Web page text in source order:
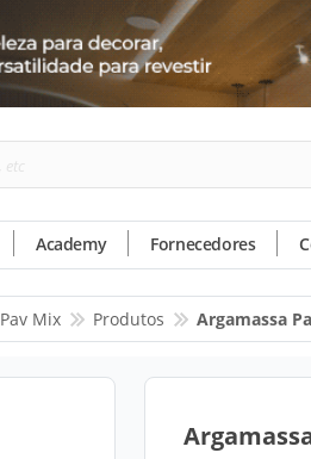
Academy Fornecedores
Pav Mix Produtos Argamassa